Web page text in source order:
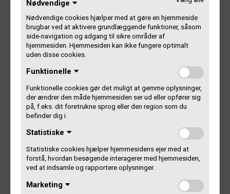
Nødvendige
Nødvendige cookies hjælper med at gøre en hjemmeside
brugbar ved at aktivere grundlæggende funktioner, såsom
side-navigation og adgang til sikre områder af
hjemmesiden. Hjemmesiden kan ikke fungere optimalt
uden disse cookies.
Funktionelle
Funktionelle cookies gør det muligt at gemme oplysninger,
der ændrer den måde hjemmesiden ser ud eller opfører sig
på, f.eks. dit foretrukne sprog eller den region som du
befinder dig i.
Statistiske
Statistiske cookies hjælper hjemmesidens ejer med at
forstå, hvordan besøgende interagerer med hjemmesiden,
ved at indsamle og rapportere oplysninger.
Marketing
Ingen studieliste – ingen Gramex-
penge
studielister? Hvem skal gøre det? Hvad skal du anmelde,
og hvad skal du ikke bruge tid på? Og hvordan gør du
egentlig?
Få svar på de mest almindelige spørgsmål om studielister
her:
FAQ om studielister